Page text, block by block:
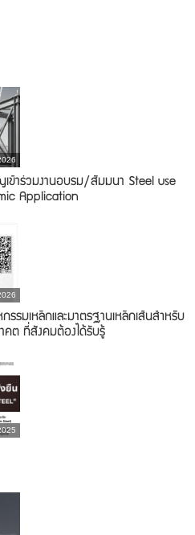
ข้าร่วมงานอบรม/สัมมนา Steel use
Application
รมเหล็กและมาตรฐานเหล็กเส้นสำหรับ
คต ที่สังคมต้องได้รับรู้